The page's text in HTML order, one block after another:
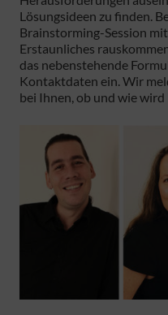
Lösungsideen zu finden.
Brainstorming-Session
Erstaunliches
das nebenstehende
Kontaktdaten ein. Wir
bei Ihnen, ob und wie